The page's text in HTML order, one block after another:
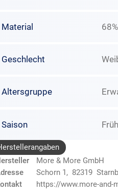
Material
Geschlecht
Altersgruppe
Saison
More & More GmbH
Schorn 1, 82319
https://www.more-and-